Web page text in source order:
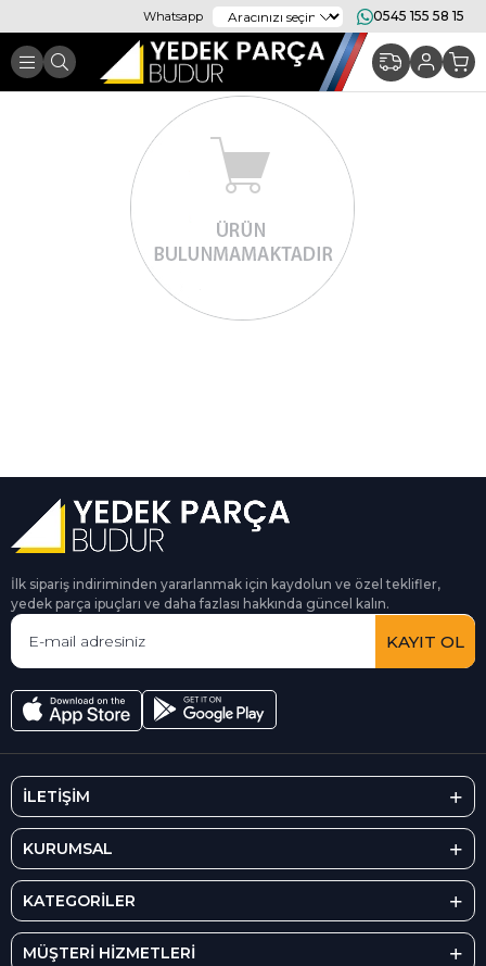
Whatsapp 0545 155 58 15
İlk sipariş indiriminden yararlanmak için kaydolun ve özel teklifler,
yedek parça ipuçları ve daha fazlası hakkında güncel kalın.
KAYIT OL
İLETİŞİM
KURUMSAL
KATEGORİLER
MÜŞTERİ HİZMETLERİ